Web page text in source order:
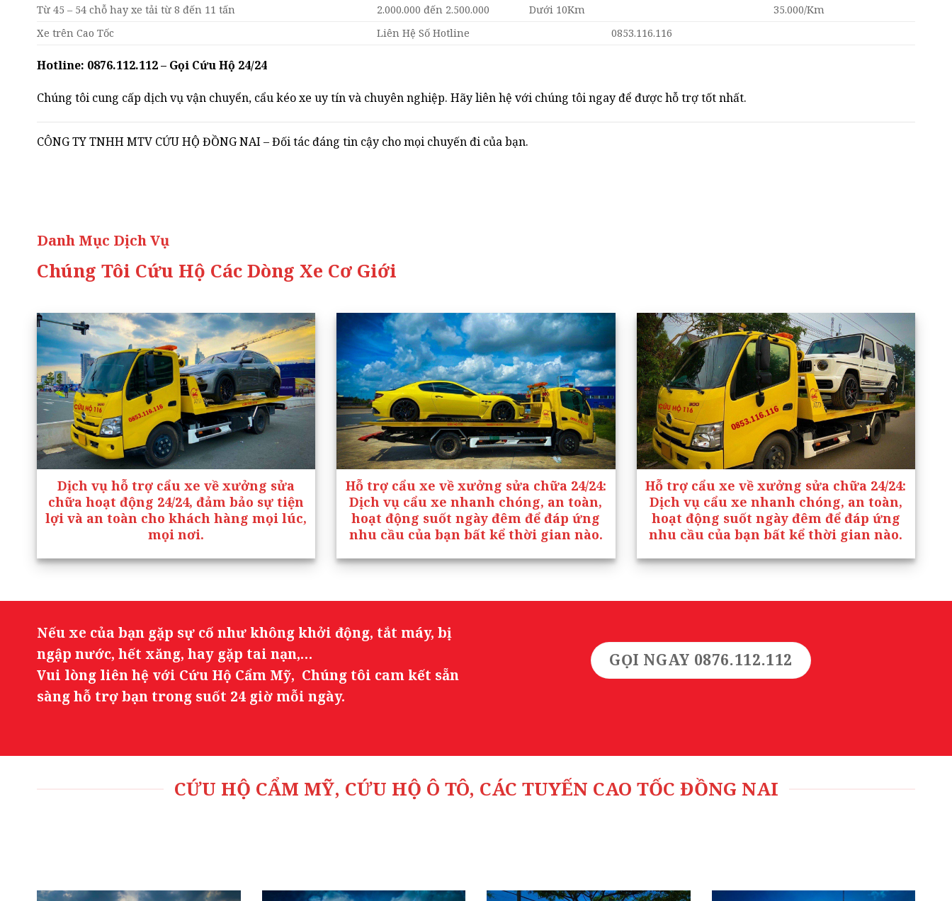
Từ 45 – 54 chỗ hay xe tải từ 8 đến 11 tấn
2.000.000 đến 2.500.000 Dưới 10Km
35.000/Km
Xe trên Cao Tốc
Liên Hệ Số Hotline 0853.116.116
Hotline: 0876.112.112 – Gọi Cứu Hộ 24/24
Chúng tôi cung cấp dịch vụ vận chuyển, cẩu kéo xe uy tín và chuyên nghiệp. Hãy liên hệ với chúng tôi ngay để được hỗ trợ tốt nhất.
CÔNG TY TNHH MTV CỨU HỘ ĐỒNG NAI – Đối tác đáng tin cậy cho mọi chuyến đi của bạn.
Danh Mục Dịch Vụ
Chúng Tôi Cứu Hộ Các Dòng Xe Cơ Giới
Dịch vụ hỗ trợ cẩu xe về xưởng sửa
chữa hoạt động 24/24, đảm bảo sự tiện
lợi và an toàn cho khách hàng mọi lúc,
mọi nơi.
Hỗ trợ cẩu xe về xưởng sửa chữa 24/24:
Dịch vụ cẩu xe nhanh chóng, an toàn,
hoạt động suốt ngày đêm để đáp ứng
nhu cầu của bạn bất kể thời gian nào.
Hỗ trợ cẩu xe về xưởng sửa chữa 24/24:
Dịch vụ cẩu xe nhanh chóng, an toàn,
hoạt động suốt ngày đêm để đáp ứng
nhu cầu của bạn bất kể thời gian nào.
Nếu xe của bạn gặp sự cố như không khởi động, tắt máy, bị
ngập nước, hết xăng, hay gặp tai nạn,…
Vui lòng liên hệ với Cứu Hộ Cẩm Mỹ, Chúng tôi cam kết sẵn
sàng hỗ trợ bạn trong suốt 24 giờ mỗi ngày.
GỌI NGAY 0876.112.112
CỨU HỘ CẨM MỸ, CỨU HỘ Ô TÔ, CÁC TUYẾN CAO TỐC ĐỒNG NAI